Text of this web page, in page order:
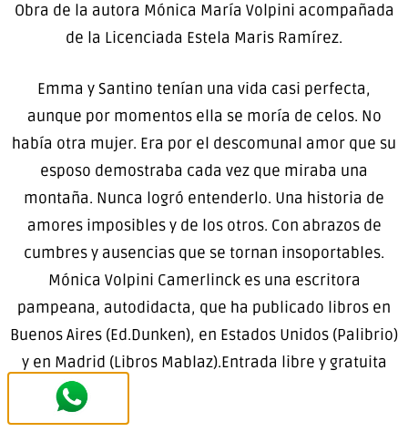
Obra de la autora Mónica María Volpini acompañada
de la Licenciada Estela Maris Ramírez.
Emma y Santino tenían una vida casi perfecta,
aunque por momentos ella se moría de celos. No
había otra mujer. Era por el descomunal amor que su
esposo demostraba cada vez que miraba una
montaña. Nunca logró entenderlo. Una historia de
amores imposibles y de los otros. Con abrazos de
cumbres y ausencias que se tornan insoportables.
Mónica Volpini Camerlinck es una escritora
pampeana, autodidacta, que ha publicado libros en
Buenos Aires (Ed.Dunken), en Estados Unidos (Palibrio)
y en Madrid (Libros Mablaz).Entrada libre y gratuita